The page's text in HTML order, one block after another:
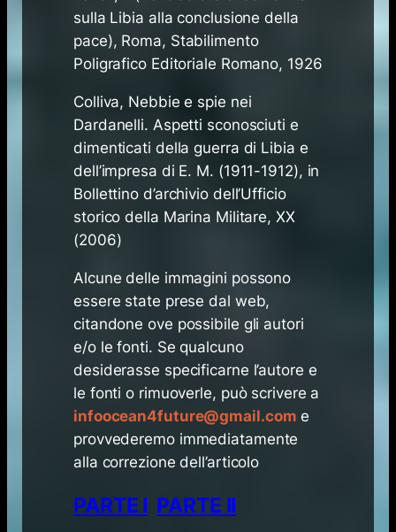
sulla Libia alla conclusione della
pace), Roma, Stabilimento
Poligrafico Editoriale Romano, 1926
Colliva, Nebbie e spie nei
Dardanelli. Aspetti sconosciuti e
dimenticati della guerra di Libia e
dell’impresa di E. M. (1911-1912), in
Bollettino d’archivio dell’Ufficio
storico della Marina Militare, XX
(2006)
Alcune delle immagini possono
essere state prese dal web,
citandone ove possibile gli autori
e/o le fonti. Se qualcuno
desiderasse specificarne l’autore e
le fonti o rimuoverle, può scrivere a
infoocean4future@gmail.com e
provvederemo immediatamente
alla correzione dell’articolo
PARTE I PARTE II